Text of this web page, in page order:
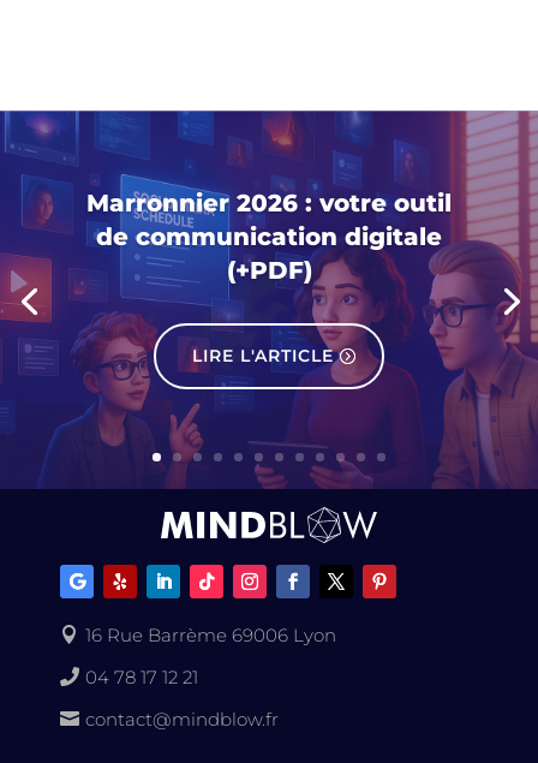
Marronnier 2026 : votre outil
de communication digitale
(+PDF)
LIRE L'ARTICLE
 16 Rue Barrème 69006 Lyon
 04 78 17 12 21
 contact@mindblow.fr